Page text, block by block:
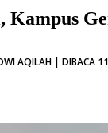
Kampus
AQILAH | DIBACA